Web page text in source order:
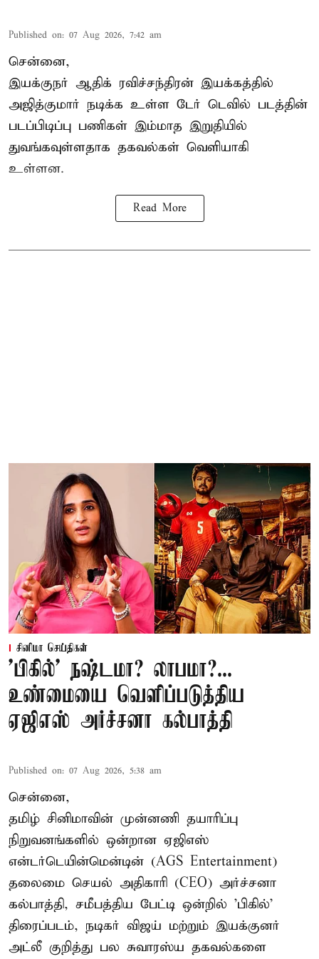
Published on: 07 Aug 2026, 7:42 am
சென்னை,
இயக்குநர் ஆதிக் ரவிச்சந்திரன் இயக்கத்தில்
அஜித்குமார் நடிக்க உள்ள டேர் டெவில் படத்தின்
படப்பிடிப்பு பணிகள் இம்மாத இறுதியில்
துவங்கவுள்ளதாக தகவல்கள் வெளியாகி
உள்ளன.
Read More
சினிமா செய்திகள்
'பிகில்' நஷ்டமா? லாபமா?...
உண்மையை வெளிப்படுத்திய
ஏஜிஎஸ் அர்ச்சனா கல்பாத்தி
Published on: 07 Aug 2026, 5:38 am
சென்னை,
தமிழ் சினிமாவின் முன்னணி தயாரிப்பு
நிறுவனங்களில் ஒன்றான ஏஜிஎஸ்
என்டர்டெயின்மென்டின் (AGS Entertainment)
தலைமை செயல் அதிகாரி (CEO) அர்ச்சனா
கல்பாத்தி, சமீபத்திய பேட்டி ஒன்றில் 'பிகில்'
திரைப்படம், நடிகர் விஜய் மற்றும் இயக்குனர்
அட்லீ குறித்து பல சுவாரஸ்ய தகவல்களை